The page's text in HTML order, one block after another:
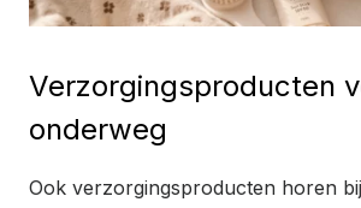
Verzorgingsproducten
onderweg
Ook verzorgingsproducten horen